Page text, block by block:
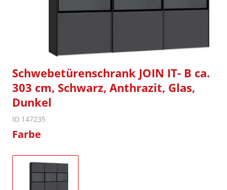
Schwebetürenschrank JOIN IT- B ca.
303 cm, Schwarz, Anthrazit, Glas,
Dunkel
ID 147235
Farbe